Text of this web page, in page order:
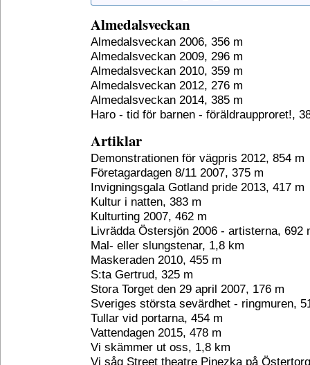
Almedalsveckan
Almedalsveckan 2006, 356 m
Almedalsveckan 2009, 296 m
Almedalsveckan 2010, 359 m
Almedalsveckan 2012, 276 m
Almedalsveckan 2014, 385 m
Haro - tid för barnen - föräldraupproret!,
Artiklar
Demonstrationen för vägpris 2012, 854 m
Företagardagen 8/11 2007, 375 m
Invigningsgala Gotland pride 2013, 417 m
Kultur i natten, 383 m
Kulturting 2007, 462 m
Livrädda Östersjön 2006 - artisterna, 692
Mal- eller slungstenar, 1,8 km
Maskeraden 2010, 455 m
S:ta Gertrud, 325 m
Stora Torget den 29 april 2007, 176 m
Sveriges största sevärdhet - ringmuren,
Tullar vid portarna, 454 m
Vattendagen 2015, 478 m
Vi skämmer ut oss, 1,8 km
Vi såg Street theatre Pinezka på